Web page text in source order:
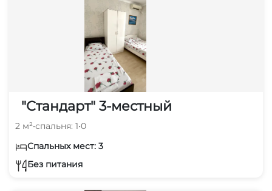
"Стандарт" 3-местный
2 м²•спальня: 1•0
Спальных мест: 3
Без питания